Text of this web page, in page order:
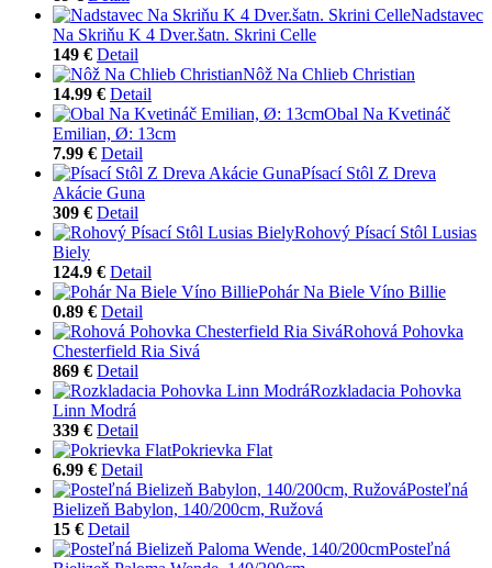
Nadstavec
Na Skriňu K 4 Dver.šatn. Skrini Celle
149 € Detail
Nôž Na Chlieb Christian
14.99 € Detail
Obal Na Kvetináč
Emilian, Ø: 13cm
7.99 € Detail
Písací Stôl Z Dreva
Akácie Guna
309 € Detail
Rohový Písací Stôl Lusias
Biely
124.9 € Detail
Pohár Na Biele Víno Billie
0.89 € Detail
Rohová Pohovka
Chesterfield Ria Sivá
869 € Detail
Rozkladacia Pohovka
Linn Modrá
339 € Detail
Pokrievka Flat
6.99 € Detail
Posteľná
Bielizeň Babylon, 140/200cm, Ružová
15 € Detail
Posteľná